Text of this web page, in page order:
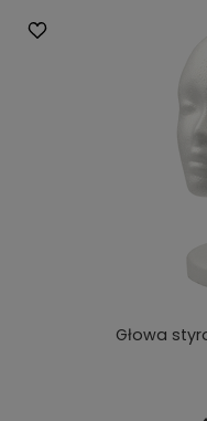
Głowa